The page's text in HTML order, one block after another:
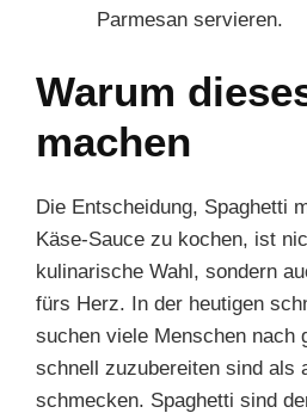
Parmesan servieren.
Warum
machen
Die Entscheidung, Spaghetti
Käse-Sauce zu kochen, ist
kulinarische Wahl, sondern
fürs Herz. In der heutigen
suchen viele Menschen nach
schnell zuzubereiten sind als
schmecken. Spaghetti sind